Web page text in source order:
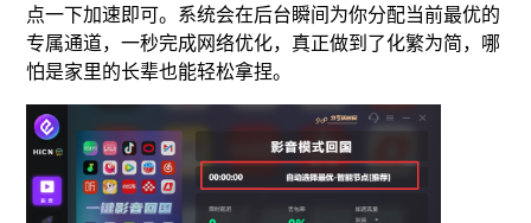
点一下加速即可。系统会在后台瞬间为你分配当前最优的
专属通道，一秒完成网络优化，真正做到了化繁为简，哪
怕是家里的长辈也能轻松拿捏。